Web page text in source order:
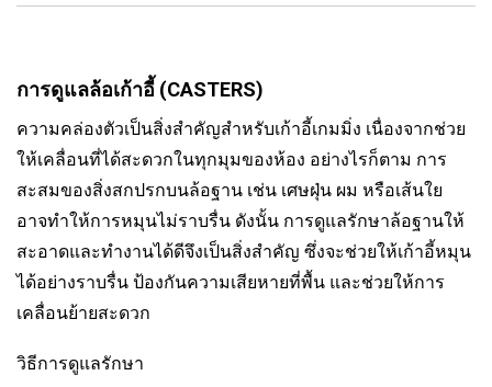
การดูแลล้อเก้าอี้ (CASTERS)
ความคล่องตัวเป็นสิ่งสำคัญสำหรับเก้าอี้เกมมิ่ง เนื่องจากช่วย
ให้เคลื่อนที่ได้สะดวกในทุกมุมของห้อง อย่างไรก็ตาม การ
สะสมของสิ่งสกปรกบนล้อฐาน เช่น เศษฝุ่น ผม หรือเส้นใย
อาจทำให้การหมุนไม่ราบรื่น ดังนั้น การดูแลรักษาล้อฐานให้
สะอาดและทำงานได้ดีจึงเป็นสิ่งสำคัญ ซึ่งจะช่วยให้เก้าอี้หมุน
ได้อย่างราบรื่น ป้องกันความเสียหายที่พื้น และช่วยให้การ
เคลื่อนย้ายสะดวก
วิธีการดูแลรักษา